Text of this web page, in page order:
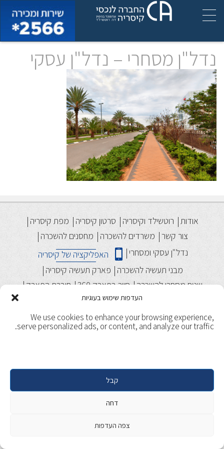
העדפות שימוש בעוגיות
We use cookies to enhance your browsing experience,
serve personalized ads, or content, and analyze our traffic.
קבל
דחה
צפה העדפות
נדל"ן מסחרי – נדל"ן עסקי
אודות רוטשילד וקיסריה סרטון קיסריה
מפת קיסריה
צור קשר
משרדים להשכרה
מחסנים להשכרה
נדל"ן עסקי ומסחרי
האפליקציה של קיסריה
מבני תעשיה להשכרה
פארק תעשיה קיסריה
שטח מסחרי להשכרה סיור בפארק 360 חוברת הפארק
תנאי שימוש מדיניות ופרטיות
Copyright 2017, Caesarea. All rights reserved. | Designed &